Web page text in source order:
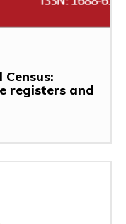
Census:
registers and